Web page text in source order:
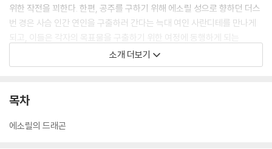
위한 작전을 꾀한다. 한편, 공주를 구하기 위해 에소릴 성으로 향하던 더스
번 경은 사슴 인간 연인을 구출하러 간다는 늑대 여인 사란디테를 만나게
되고, 이들은 각자의 목표물을 구출하기 위한 여정에 동행하게 되는
데……. 합리적 추론을 바탕으로 한 용의 매력적인 화술, 이질적 성향을 지
닌 존재들의 흥미로운 모순과 유머가 독보적으로 빛나는 이영도 작가의 대
소개 더보기
목차
에소릴의 드래곤